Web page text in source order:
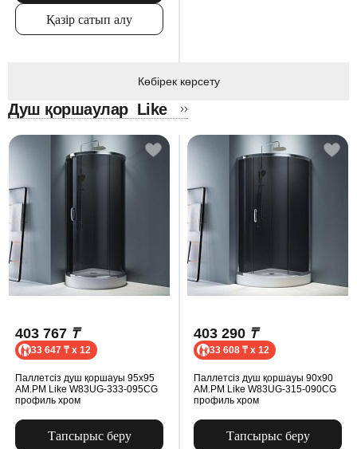
Қазір сатып алу
Көбірек көрсету
Душ қоршаулар Like
403 767 ₸
33 647 ₸ x 12
Паллетсіз душ қоршауы 95x95
AM.PM Like W83UG-333-095CG
профиль хром
Тапсырыс беру
403 290 ₸
33 608 ₸ x 12
Паллетсіз душ қоршауы 90x90
AM.PM Like W83UG-315-090CG
профиль хром
Тапсырыс беру